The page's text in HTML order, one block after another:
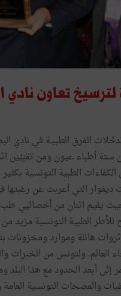
تعاون نادي
تدخّلات الفرق الطبيـة في
أطباء عيون ومن تقنِيَّيْن
الطبية التونسية
التي أعربت عن رغبتها
يقيم اثنان من أخصائيي
للأطر الطبية التونسية مزيد
ثروات هائلة وموارد
العالم. ولتونس من الخبرات
أبعد الحدود مع هذا البلد
والمصحات التونسية